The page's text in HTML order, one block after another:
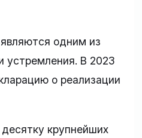
одним из
устремления. В 2023
о реализации
крупнейших